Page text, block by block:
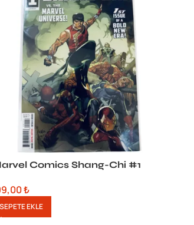
Comics Shang-Chi #1
₺
SEPETE EKLE